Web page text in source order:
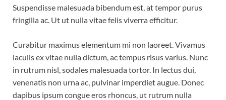
Suspendisse malesuada bibendum est, at tempor purus
fringilla ac. Ut ut nulla vitae felis viverra efficitur.
Curabitur maximus elementum mi non laoreet. Vivamus
iaculis ex vitae nulla dictum, ac tempus risus varius. Nunc
in rutrum nisl, sodales malesuada tortor. In lectus dui,
venenatis non urna ac, pulvinar imperdiet augue. Donec
dapibus ipsum congue eros rhoncus, ut rutrum nulla